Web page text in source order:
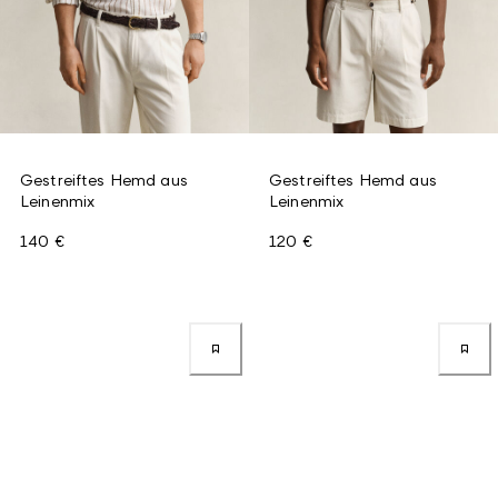
Gestreiftes Hemd aus
Leinenmix
140 €
Gestreiftes Hemd aus
Leinenmix
120 €